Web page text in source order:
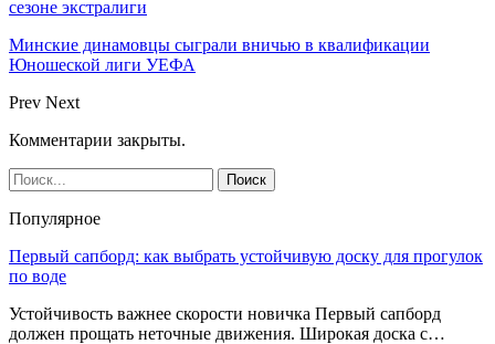
сезоне экстралиги
Минские динамовцы сыграли вничью в квалификации
Юношеской лиги УЕФА
Prev Next
Комментарии закрыты.
Популярное
Первый сапборд: как выбрать устойчивую доску для прогулок
по воде
Устойчивость важнее скорости новичка Первый сапборд
должен прощать неточные движения. Широкая доска с…